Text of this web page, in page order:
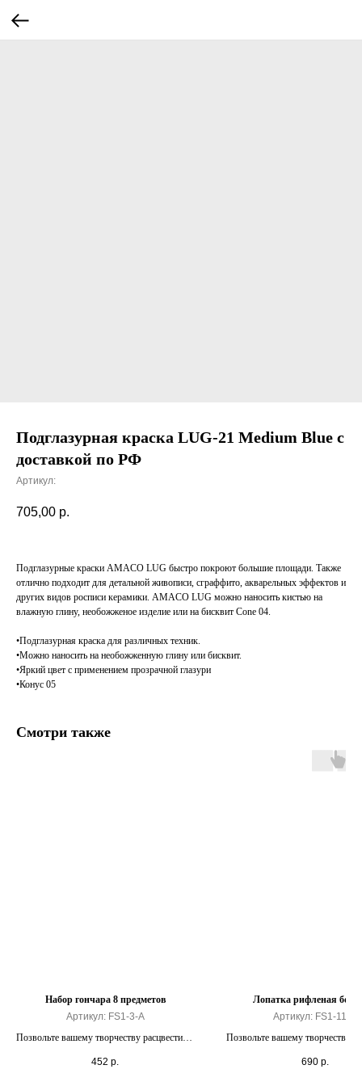
Подглазурная краска LUG-21 Medium Blue с
доставкой по РФ
Артикул:
705,00 р.
Подглазурные краски AMACO LUG быстро покроют большие площади. Также
отлично подходит для детальной живописи, сграффито, акварельных эффектов и
других видов росписи керамики. AMACO LUG можно наносить кистью на
влажную глину, необожженое изделие или на бисквит Cone 04.
•Подглазурная краска для различных техник.
•Можно наносить на необожженную глину или бисквит.
•Яркий цвет с применением прозрачной глазури
•Конус 05
Смотри также
Набор гончара 8 предметов
Артикул: FS1-3-A
Позвольте вашему творчеству расцвести на
452 р.
Лопатка рифленая
Артикул: FS1-11-C
Позвольте вашему творчеству
690 р.